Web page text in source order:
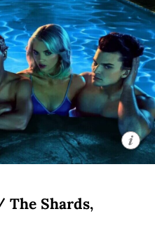
The Shards,